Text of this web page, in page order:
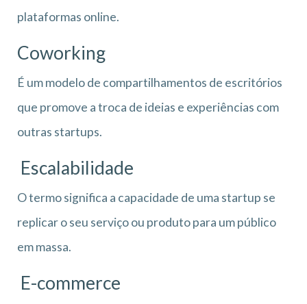
plataformas online.
Coworking
É um modelo de compartilhamentos de escritórios
que promove a troca de ideias e experiências com
outras startups.
Escalabilidade
O termo significa a capacidade de uma startup se
replicar o seu serviço ou produto para um público
em massa.
E-commerce